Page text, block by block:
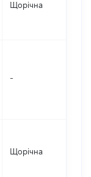
Щорічна
-
Щорічна